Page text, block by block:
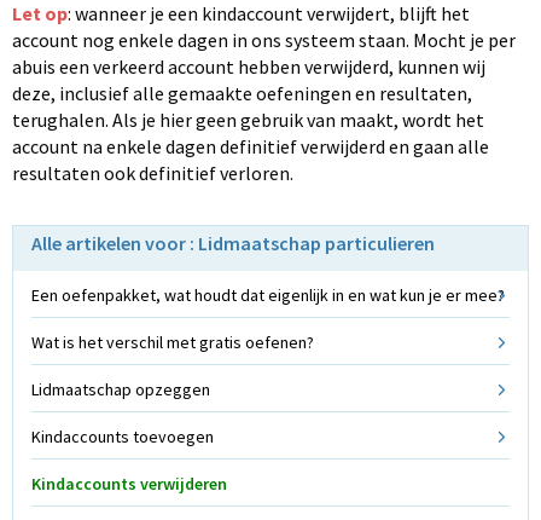
Let op: wanneer je een kindaccount verwijdert, blijft het
account nog enkele dagen in ons systeem staan. Mocht je per
abuis een verkeerd account hebben verwijderd, kunnen wij
deze, inclusief alle gemaakte oefeningen en resultaten,
terughalen. Als je hier geen gebruik van maakt, wordt het
account na enkele dagen definitief verwijderd en gaan alle
resultaten ook definitief verloren.
Alle artikelen voor : Lidmaatschap particulieren
Een oefenpakket, wat houdt dat eigenlijk in en wat kun je er mee?
Wat is het verschil met gratis oefenen?
Lidmaatschap opzeggen
Kindaccounts toevoegen
Kindaccounts verwijderen